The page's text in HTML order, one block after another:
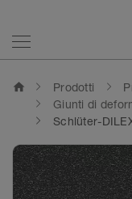
home Prodotti
Giunti di
Schlüter-